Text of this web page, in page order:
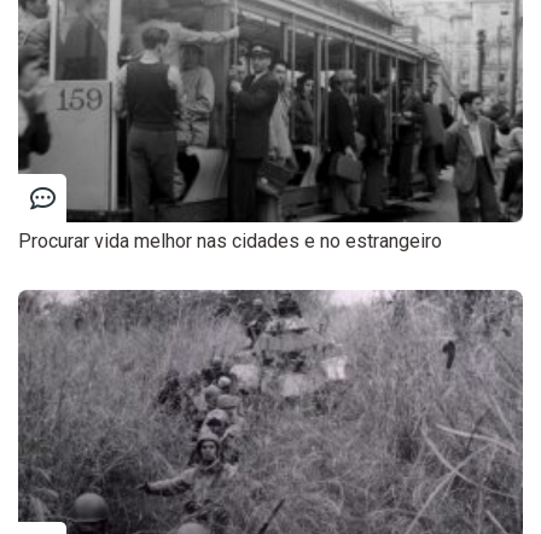
Procurar vida melhor nas cidades e no estrangeiro